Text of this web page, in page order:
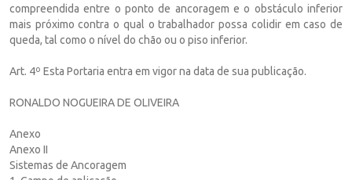
compreendida entre o ponto de ancoragem e o obstáculo inferior
mais próximo contra o qual o trabalhador possa colidir em caso de
queda, tal como o nível do chão ou o piso inferior.
Art. 4º Esta Portaria entra em vigor na data de sua publicação.
RONALDO NOGUEIRA DE OLIVEIRA
Anexo
Anexo II
Sistemas de Ancoragem